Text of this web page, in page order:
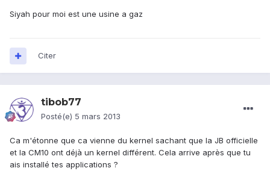
Siyah pour moi est une usine a gaz
Citer
tibob77
Posté(e) 5 mars 2013
Ca m'étonne que ca vienne du kernel sachant que la JB officielle
et la CM10 ont déjà un kernel différent. Cela arrive après que tu
ais installé tes applications ?